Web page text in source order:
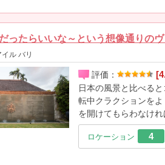
ったらいいな～という想像通りの
ル バリ
評価：
日本の風景と比べる
転中クラクションを
を開けてもらわなけ
ロケーション 4